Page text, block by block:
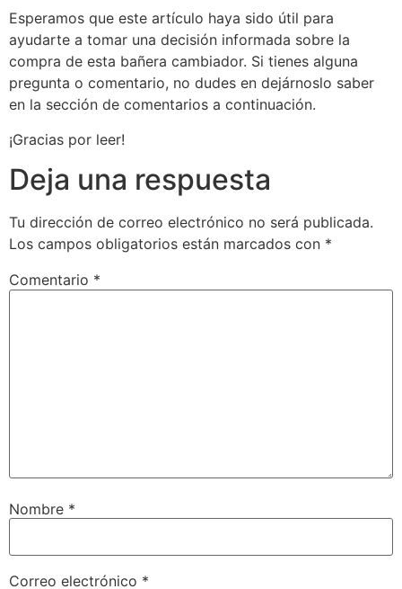
Esperamos que este artículo haya sido útil para
ayudarte a tomar una decisión informada sobre la
compra de esta bañera cambiador. Si tienes alguna
pregunta o comentario, no dudes en dejárnoslo saber
en la sección de comentarios a continuación.
¡Gracias por leer!
Deja una respuesta
Tu dirección de correo electrónico no será publicada.
Los campos obligatorios están marcados con *
Comentario *
Nombre *
Correo electrónico *